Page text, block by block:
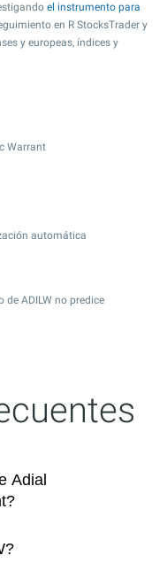
el instrumento para
en R StocksTrader y
y europeas, índices y
Warrant
automática
de ADILW no predice
Adial